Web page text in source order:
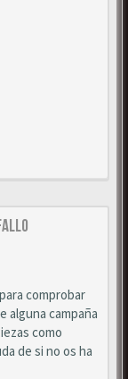
comprobar
alguna campaña
como
de si no os ha